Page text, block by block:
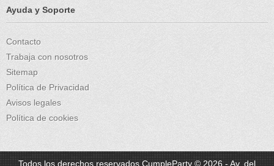
Ayuda y Soporte
Contacto
Trabaja con nosotros
Sitemap
Política de Privacidad
Avisos legales
Política de cookies
Todos los derechos reservados CumpleParty © 2026 - Av. del